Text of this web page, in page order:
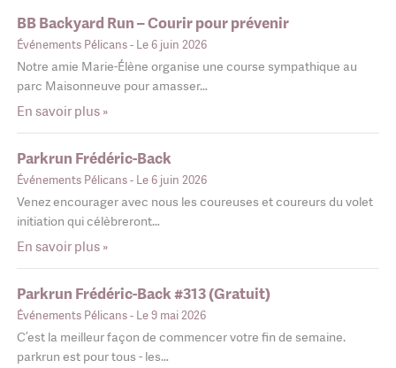
BB Backyard Run – Courir pour prévenir
Événements Pélicans- Le 6 juin 2026
Notre amie Marie-Élène organise une course sympathique au
parc Maisonneuve pour amasser…
En savoir plus »
Parkrun Frédéric-Back
Événements Pélicans- Le 6 juin 2026
Venez encourager avec nous les coureuses et coureurs du volet
initiation qui célèbreront…
En savoir plus »
Parkrun Frédéric-Back #313 (Gratuit)
Événements Pélicans- Le 9 mai 2026
C’est la meilleur façon de commencer votre fin de semaine.
parkrun est pour tous - les…